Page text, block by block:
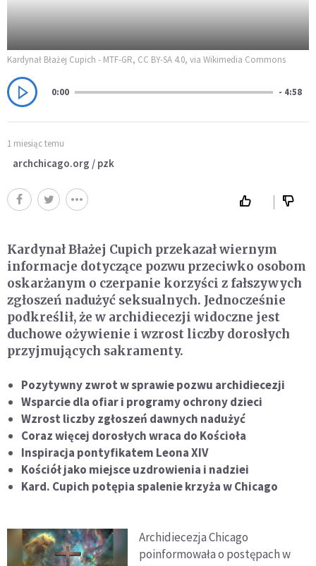
Kardynał Błażej Cupich - MTF-GR, CC BY-SA 4.0, via Wikimedia Commons
0:00 - 4:58
1 miesiąc temu
archchicago.org / pzk
Kardynał Błażej Cupich przekazał wiernym
informacje dotyczące pozwu przeciwko osobom
oskarżanym o czerpanie korzyści z fałszywych
zgłoszeń nadużyć seksualnych. Jednocześnie
podkreślił, że w archidiecezji widoczne jest
duchowe ożywienie i wzrost liczby dorosłych
przyjmujących sakramenty.
Pozytywny zwrot w sprawie pozwu archidiecezji
Wsparcie dla ofiar i programy ochrony dzieci
Wzrost liczby zgłoszeń dawnych nadużyć
Coraz więcej dorosłych wraca do Kościoła
Inspiracja pontyfikatem Leona XIV
Kościół jako miejsce uzdrowienia i nadziei
Kard. Cupich potępia spalenie krzyża w Chicago
Archidiecezja Chicago
poinformowała o postępach w